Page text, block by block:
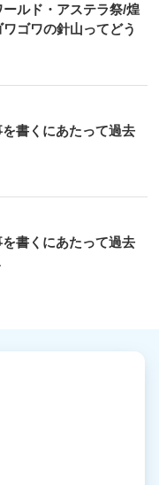
ールド・アステラ祭/煌
ゴワの針山ってどう
書くにあたって過去
書くにあたって過去